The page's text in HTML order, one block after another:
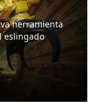
herramienta
eslingado